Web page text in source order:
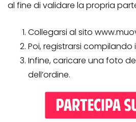
al fine di validare la propria
Collegarsi al sito
Poi, registrarsi compilando
Infine, caricare una foto
dell’ordine.